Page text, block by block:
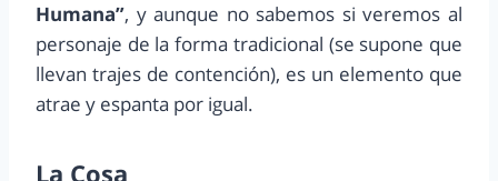
Humana”, y aunque no sabemos si veremos al
personaje de la forma tradicional (se supone que
llevan trajes de contención), es un elemento que
atrae y espanta por igual.
La Cosa